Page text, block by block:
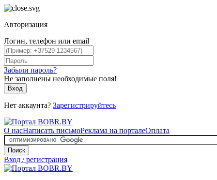
Авторизация
Логин, телефон или email
Забыли пароль?
Не заполнены необходимые поля!
Вход
Нет аккаунта? Зарегистрируйтесь
О насНаписать письмоРеклама на порталеОплата
Поиск
Вход / регистрация